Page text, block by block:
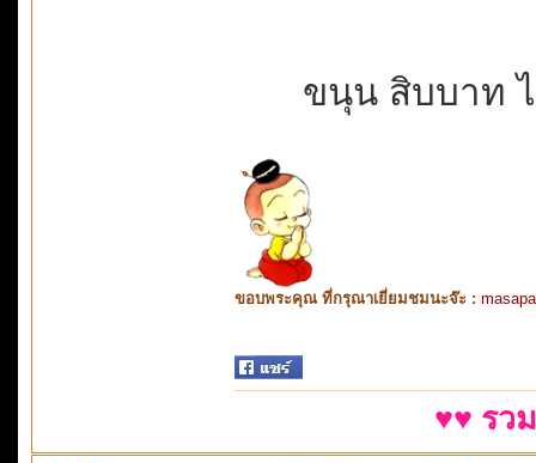
ขนุน สิบบาท
ขอบพระคุณ ที่กรุณาเยี่ยมชมนะจ๊ะ :
♥♥ รว